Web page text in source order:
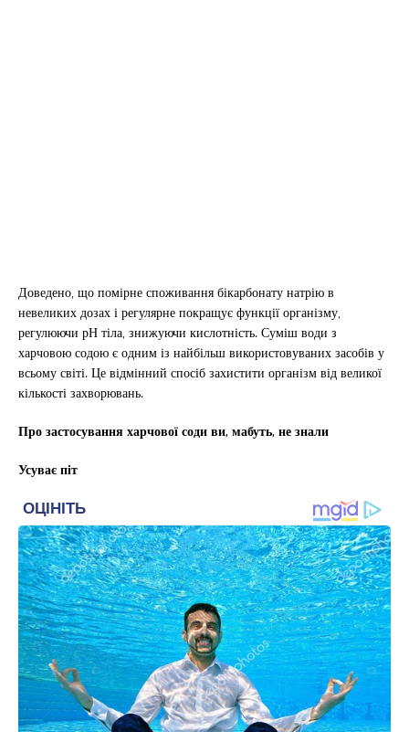
Доведено, що помірне споживання бікарбонату натрію в
невеликих дозах і регулярне покращує функції організму,
регулюючи рН тіла, знижуючи кислотність. Суміш води з
харчовою содою є одним із найбільш використовуваних засобів у
всьому світі. Це відмінний спосіб захистити організм від великої
кількості захворювань.
Про застосування харчової соди ви, мабуть, не знали
Усуває піт